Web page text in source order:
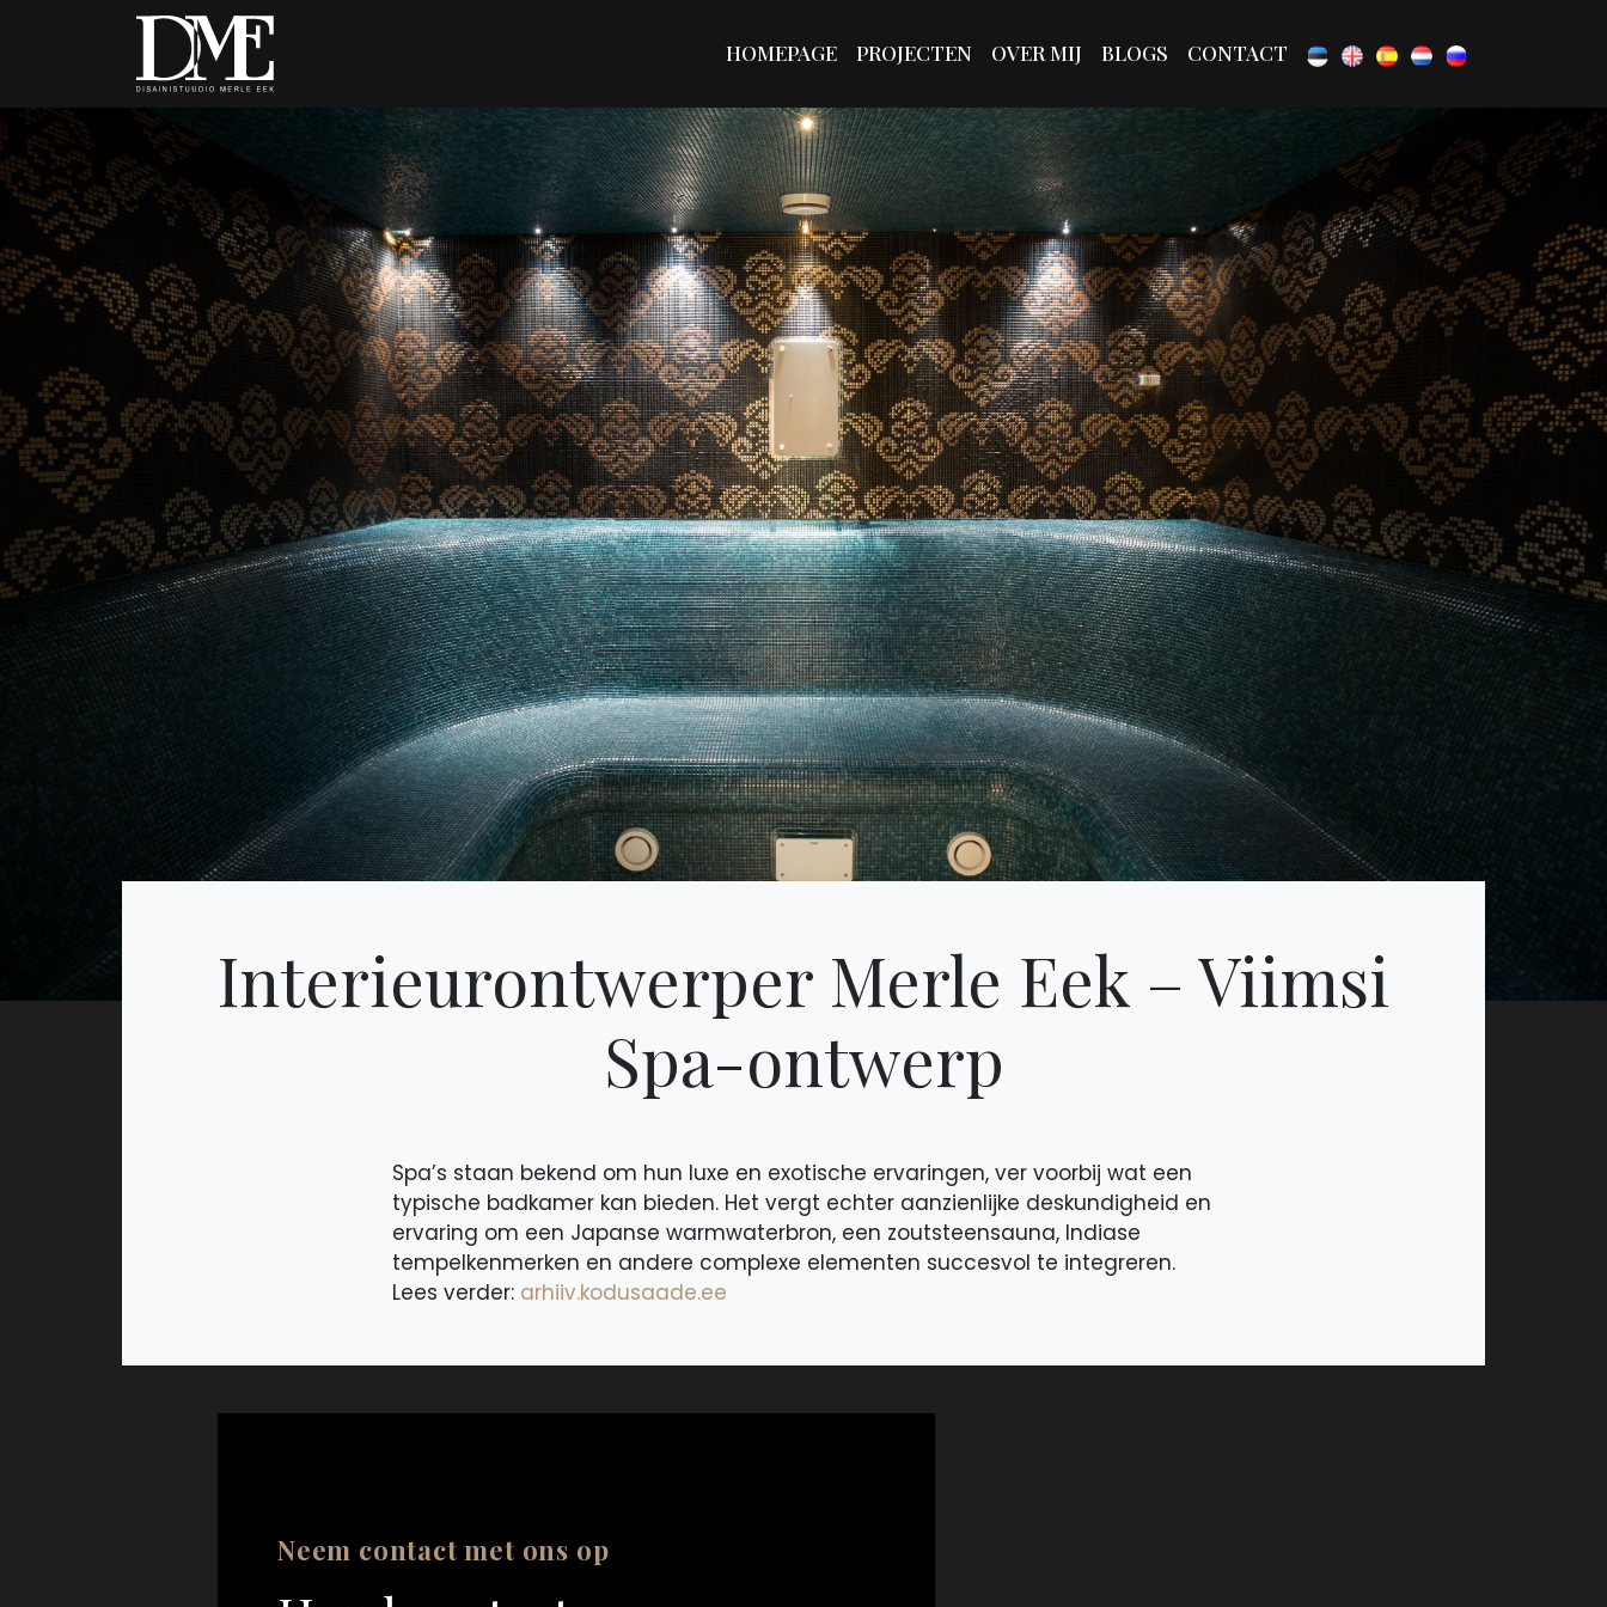
HOMEPAGE PROJECTEN OVER MIJ BLOGS CONTACT
Interieurontwerper Merle Eek – Viimsi
Spa-ontwerp
Spa’s staan bekend om hun luxe en exotische ervaringen, ver voorbij wat een
typische badkamer kan bieden. Het vergt echter aanzienlijke deskundigheid en
ervaring om een ​​Japanse warmwaterbron, een zoutsteensauna, Indiase
tempelkenmerken en andere complexe elementen succesvol te integreren.
Lees verder: arhiiv.kodusaade.ee
Neem contact met ons op